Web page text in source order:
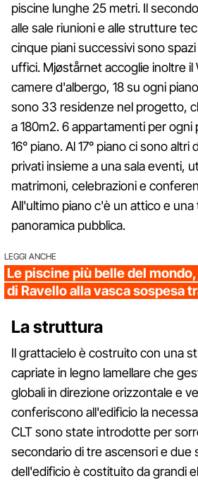
piscine lunghe 25 metri. Il
alle sale riunioni e alle strutture
cinque piani successivi sono
uffici. Mjøstårnet accoglie inoltre il
camere d'albergo, 18 su ogni piano
sono 33 residenze nel progetto,
a 180m2. 6 appartamenti per ogni
16° piano. Al 17° piano ci sono
privati insieme a una sala eventi,
matrimoni, celebrazioni e
All'ultimo piano c'è un attico e una
panoramica pubblica.
LEGGI ANCHE
Le piscine più belle del
di Ravello alla vasca sospesa
La struttura
Il grattacielo è costruito con una
capriate in legno lamellare che
globali in direzione orizzontale e
conferiscono all'edificio la
CLT sono state introdotte per
secondario di tre ascensori e due
dell'edificio è costituito da grandi